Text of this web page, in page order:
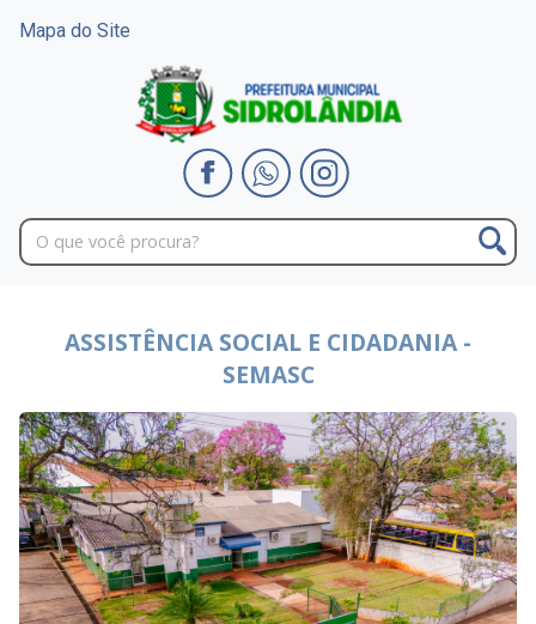
Mapa do Site
ASSISTÊNCIA SOCIAL E CIDADANIA -
SEMASC